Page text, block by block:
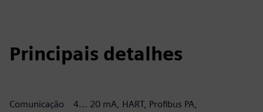
Principais detalhes
Comunicação
4... 20 mA, HART, Profibus PA,